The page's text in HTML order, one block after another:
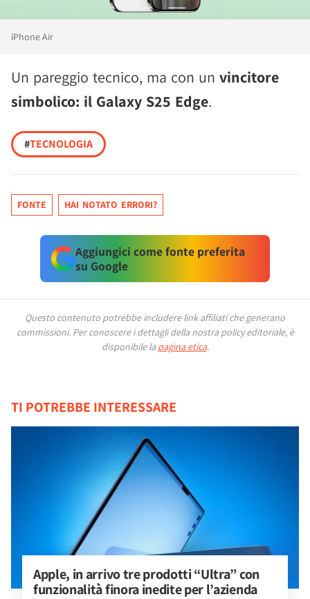
iPhone Air
Un pareggio tecnico, ma con un vincitore
simbolico: il Galaxy S25 Edge.
#TECNOLOGIA
FONTE HAI NOTATO ERRORI?
Aggiungici come fonte preferita
su Google
Questo contenuto potrebbe includere link affiliati che generano
commissioni. Per conoscere i dettagli della nostra policy editoriale, è
disponibile la pagina etica.
TI POTREBBE INTERESSARE
Apple, in arrivo tre prodotti “Ultra” con
funzionalità finora inedite per l’azienda